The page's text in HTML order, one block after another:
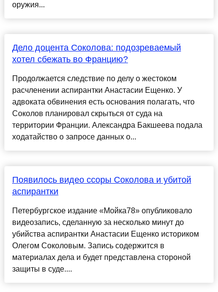
оружия...
Дело доцента Соколова: подозреваемый
хотел сбежать во Францию?
Продолжается следствие по делу о жестоком
расчленении аспирантки Анастасии Ещенко. У
адвоката обвинения есть основания полагать, что
Соколов планировал скрыться от суда на
территории Франции. Александра Бакшеева подала
ходатайство о запросе данных о...
Появилось видео ссоры Соколова и убитой
аспирантки
Петербургское издание «Мойка78» опубликовало
видеозапись, сделанную за несколько минут до
убийства аспирантки Анастасии Ещенко историком
Олегом Соколовым. Запись содержится в
материалах дела и будет представлена стороной
защиты в суде....